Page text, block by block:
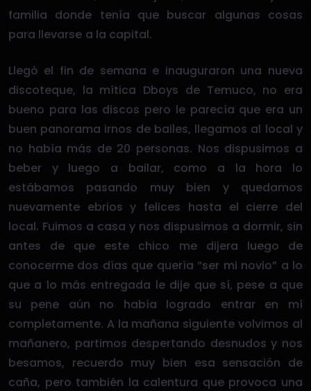
familia donde tenía que buscar algunas cosas
para llevarse a la capital.
Llegó el fin de semana e inauguraron una nueva
discoteque, la mítica Dboys de Temuco, no era
bueno para las discos pero le parecía que era un
buen panorama irnos de bailes, llegamos al local y
no había más de 20 personas. Nos dispusimos a
beber y luego a bailar, como a la hora lo
estábamos pasando muy bien y quedamos
nuevamente ebrios y felices hasta el cierre del
local. Fuimos a casa y nos dispusimos a dormir, sin
antes de que este chico me dijera luego de
conocerme dos días que quería “ser mi novio” a lo
que a lo más entregada le dije que sí, pese a que
su pene aún no había logrado entrar en mí
completamente. A la mañana siguiente volvimos al
mañanero, partimos despertando desnudos y nos
besamos, recuerdo muy bien esa sensación de
caña, pero también la calentura que provoca una